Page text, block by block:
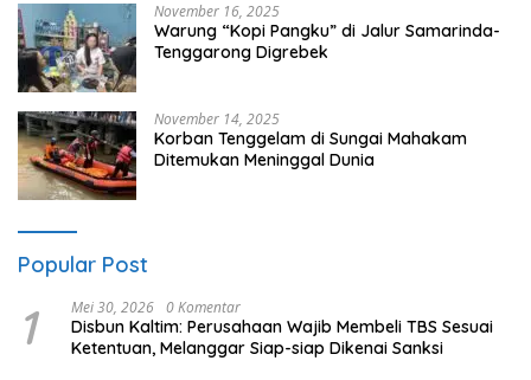
November 16, 2025
Warung “Kopi Pangku” di Jalur Samarinda-
Tenggarong Digrebek
November 14, 2025
Korban Tenggelam di Sungai Mahakam
Ditemukan Meninggal Dunia
Popular Post
1 Mei 30, 2026 0 Komentar
Disbun Kaltim: Perusahaan Wajib Membeli TBS Sesuai
Ketentuan, Melanggar Siap-siap Dikenai Sanksi